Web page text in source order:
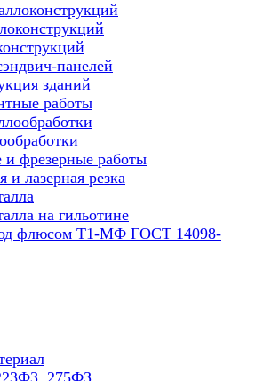
панелей
зданий
работы
и фрезерные работы
и лазерная резка
на гильотине
флюсом Т1-МФ ГОСТ 14098-
275ФЗ